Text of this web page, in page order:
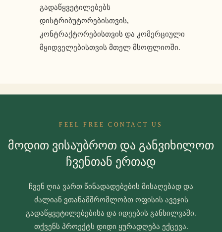
გადაწყვეტილებებს
დისტრიბუტორებისთვის,
კონტრაქტორებისთვის და კომერციული
მყიდველებისთვის მთელ მსოფლიოში.
FEEL FREE CONTACT US
Მოდით Ვისაუბროთ Და Განვიხილოთ
Ჩვენთან Ერთად
ჩვენ ღია ვართ წინადადებების მისაღებად და
ძალიან ვთანამშრომლობთ ოფისის ავეჯის
გადაწყვეტილებებისა და იდეების განხილვაში.
თქვენს პროექტს დიდი ყურადღება ექცევა.